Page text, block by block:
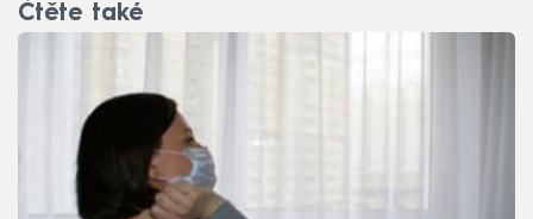
Čtěte také